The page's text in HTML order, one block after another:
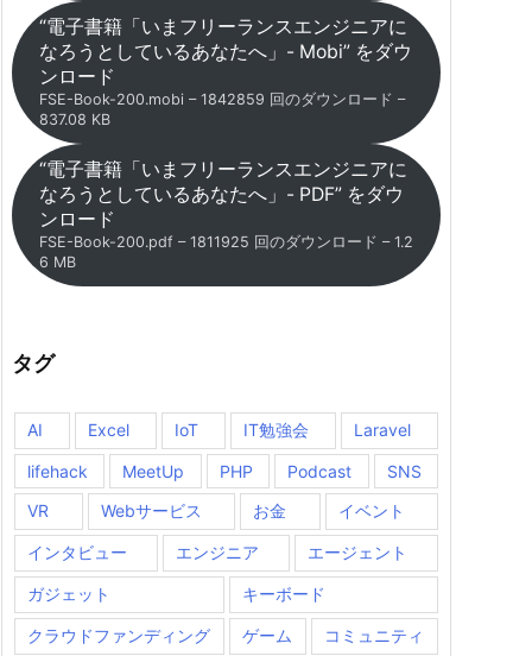
“電子書籍「いまフリーランスエンジニアに
なろうとしているあなたへ」- Mobi” をダウ
ンロード
FSE-Book-200.mobi – 1842859 回のダウンロード –
837.08 KB
“電子書籍「いまフリーランスエンジニアに
なろうとしているあなたへ」- PDF” をダウ
ンロード
FSE-Book-200.pdf – 1811925 回のダウンロード – 1.2
6 MB
タグ
AI Excel IoT IT勉強会 Laravel
lifehack MeetUp PHP Podcast
SNS
VR
Webサービス お金 イベント
インタビュー エンジニア エージェント
ガジェット キーボード
クラウドファンディング ゲーム コミュニティ